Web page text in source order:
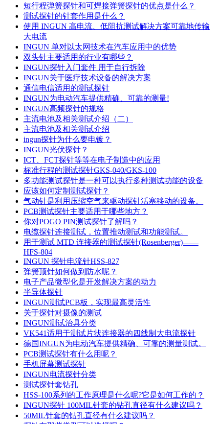
短行程弹簧探针和可焊接弹簧探针的优点是什么？
测试探针的针套作用是什么？
使用 INGUN 高电流、低阻抗测试解决方案可靠地传输
大电流
INGUN 单对以太网技术在汽车应用中的优势
双头针主要适用的行业有哪些？
INGUN探针入门套件 用于自行拆除
INGUN关于医疗技术设备的解决方案
通信电信适用的测试探针
INGUN为电动汽车提供精确、可靠的测量!
INGUN高频探针的规格
主流电池及相关测试介绍（二）
主流电池及相关测试介绍
ingun探针为什么要电镀？
INGUN光伏探针？
ICT、FCT探针等等在电子制造中的应用
标准行程的测试探针GKS-040/GKS-100
多功能测试探针是一种可以执行多种测试功能的设备
应该如何定制测试探针？
气动针是利用压缩空气来驱动探针活塞移动的设备。
PCB测试探针主要适用于哪些地方？
你对POGO PIN测试探针了解吗？
电缆探针连接测试，位置推动测试和功能测试。
用于测试 MTD 连接器的测试探针(Rosenberger)——
HFS-804
INGUN 探针电流针HSS-827
弹簧顶针如何做到防水呢？
电子产品微型化是开发解决方案的动力
半导体探针
INGUN测试PCB板，实现最高灵活性
关于探针对摄像的测试
INGUN测试治具分类
VK541适用于测试片状连接器的四线制大电流探针
德国INGUN为电动汽车提供精确、可靠的测量测试。
PCB测试探针有什么用呢？
手机屏幕测试探针
INGUN电流探针分类
测试探针套钻孔
HSS-100系列的工作原理是什么呢?它是如何工作的？
INGUN探针 100MIL针套的钻孔直径有什么建议吗？
50MIL针套的钻孔直径有什么建议吗？